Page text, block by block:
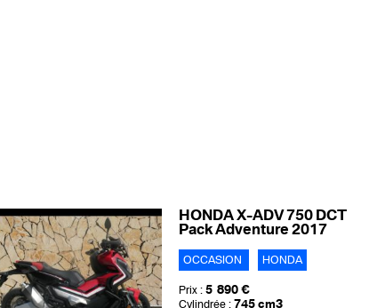
HONDA X-ADV 750 DCT
Pack Adventure 2017
OCCASION HONDA
Prix : 5 890 €
Cylindrée : 745 cm3